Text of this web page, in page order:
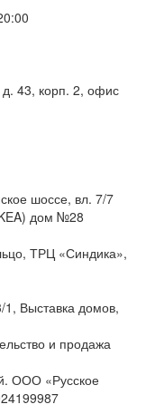
43, корп. 2, офис
шоссе, вл. 7/7
дом №28
ТРЦ «Синдика»,
Выставка домов,
и продажа
ООО «Русское